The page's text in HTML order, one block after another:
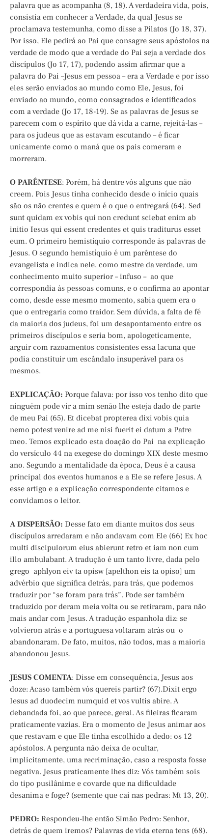
palavra que as acompanha (8, 18). A verdadeira vida, pois,
consistia em conhecer a Verdade, da qual Jesus se
proclamava testemunha, como disse a Pilatos (Jo 18, 37).
Por isso, Ele pedirá ao Pai que consagre seus apóstolos na
verdade de modo que a verdade do Pai seja a verdade dos
discípulos (Jo 17, 17), podendo assim afirmar que a
palavra do Pai –Jesus em pessoa – era a Verdade e por isso
eles serão enviados ao mundo como Ele, Jesus, foi
enviado ao mundo, como consagrados e identificados
com a verdade (Jo 17, 18-19). Se as palavras de Jesus se
parecem com o espírito que dá vida a carne, rejeitá-las –
para os judeus que as estavam escutando – é ficar
unicamente como o maná que os pais comeram e
morreram.
O PARÊNTESE: Porém, há dentre vós alguns que não
creem. Pois Jesus tinha conhecido desde o início quais
são os não crentes e quem é o que o entregará (64). Sed
sunt quidam ex vobis qui non credunt sciebat enim ab
initio Iesus qui essent credentes et quis traditurus esset
eum. O primeiro hemistíquio corresponde às palavras de
Jesus. O segundo hemistíquio é um parêntese do
evangelista e indica nele, como mestre da verdade, um
conhecimento muito superior – infuso – ao que
correspondia às pessoas comuns, e o confirma ao apontar
como, desde esse mesmo momento, sabia quem era o
que o entregaria como traidor. Sem dúvida, a falta de fé
da maioria dos judeus, foi um desapontamento entre os
primeiros discípulos e seria bom, apologeticamente,
arguir com razoamentos consistentes essa lacuna que
podia constituir um escândalo insuperável para os
mesmos.
EXPLICAÇÃO: Porque falava: por isso vos tenho dito que
ninguém pode vir a mim senão lhe esteja dado de parte
de meu Pai (65). Et dicebat propterea dixi vobis quia
nemo potest venire ad me nisi fuerit ei datum a Patre
meo. Temos explicado esta doação do Pai na explicação
do versículo 44 na exegese do domingo XIX deste mesmo
ano. Segundo a mentalidade da época, Deus é a causa
principal dos eventos humanos e a Ele se refere Jesus. A
esse artigo e a explicação correspondente citamos e
convidamos o leitor.
A DISPERSÃO: Desse fato em diante muitos dos seus
discípulos arredaram e não andavam com Ele (66) Ex hoc
multi discipulorum eius abierunt retro et iam non cum
illo ambulabant. A tradução é um tanto livre, dada pelo
grego aphlyon eiv ta opisw [apelthon eis ta opiso] um
advérbio que significa detrás, para trás, que podemos
traduzir por “se foram para trás”. Pode ser também
traduzido por deram meia volta ou se retiraram, para não
mais andar com Jesus. A tradução espanhola diz: se
volvieron atrás e a portuguesa voltaram atrás ou o
abandonaram. De fato, muitos, não todos, mas a maioria
abandonou Jesus.
JESUS COMENTA: Disse em consequência, Jesus aos
doze: Acaso também vós quereis partir? (67).Dixit ergo
Iesus ad duodecim numquid et vos vultis abire. A
debandada foi, ao que parece, geral. As fileiras ficaram
praticamente vazias. Era o momento de Jesus animar aos
que restavam e que Ele tinha escolhido a dedo: os 12
apóstolos. A pergunta não deixa de ocultar,
implicitamente, uma recriminação, caso a resposta fosse
negativa. Jesus praticamente lhes diz: Vós também sois
do tipo pusilânime e covarde que na dificuldade
desanima e foge? (semente que cai nas pedras: Mt 13, 20).
PEDRO: Respondeu-lhe então Simão Pedro: Senhor,
detrás de quem iremos? Palavras de vida eterna tens (68).